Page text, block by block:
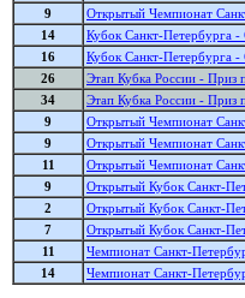
9
Открытый Чемпионат
14
Кубок Санкт-Петербурга -
16
Кубок Санкт-Петербурга -
26
Этап Кубка России - Приз
34
Этап Кубка России - Приз
9
Открытый Чемпионат
9
Открытый Чемпионат
11
Открытый Чемпионат
9
Открытый Кубок Санкт-
2
Открытый Кубок Санкт-
7
Открытый Кубок Санкт-
11
Чемпионат Санкт-
14
Чемпионат Санкт-